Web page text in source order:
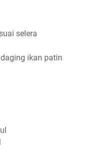
selera
ikan patin